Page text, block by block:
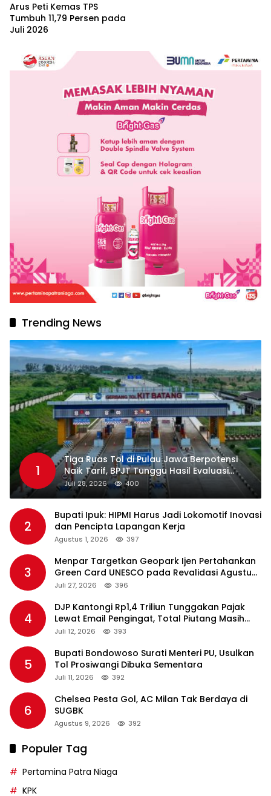
Arus Peti Kemas TPS
Tumbuh 11,79 Persen pada
Juli 2026
Trending News
1
Tiga Ruas Tol di Pulau Jawa Berpotensi
Naik Tarif, BPJT Tunggu Hasil Evaluasi
Standar Pelayanan
Juli 28, 2026 400
2
Bupati Ipuk: HIPMI Harus Jadi Lokomotif Inovasi
dan Pencipta Lapangan Kerja
Agustus 1, 2026 397
3
Menpar Targetkan Geopark Ijen Pertahankan
Green Card UNESCO pada Revalidasi Agustus
2026
Juli 27, 2026 396
4
DJP Kantongi Rp1,4 Triliun Tunggakan Pajak
Lewat Email Pengingat, Total Piutang Masih
Rp36 Triliun
Juli 12, 2026 393
5
Bupati Bondowoso Surati Menteri PU, Usulkan
Tol Prosiwangi Dibuka Sementara
Juli 11, 2026 392
6
Chelsea Pesta Gol, AC Milan Tak Berdaya di
SUGBK
Agustus 9, 2026 392
Populer Tag
Pertamina Patra Niaga
KPK